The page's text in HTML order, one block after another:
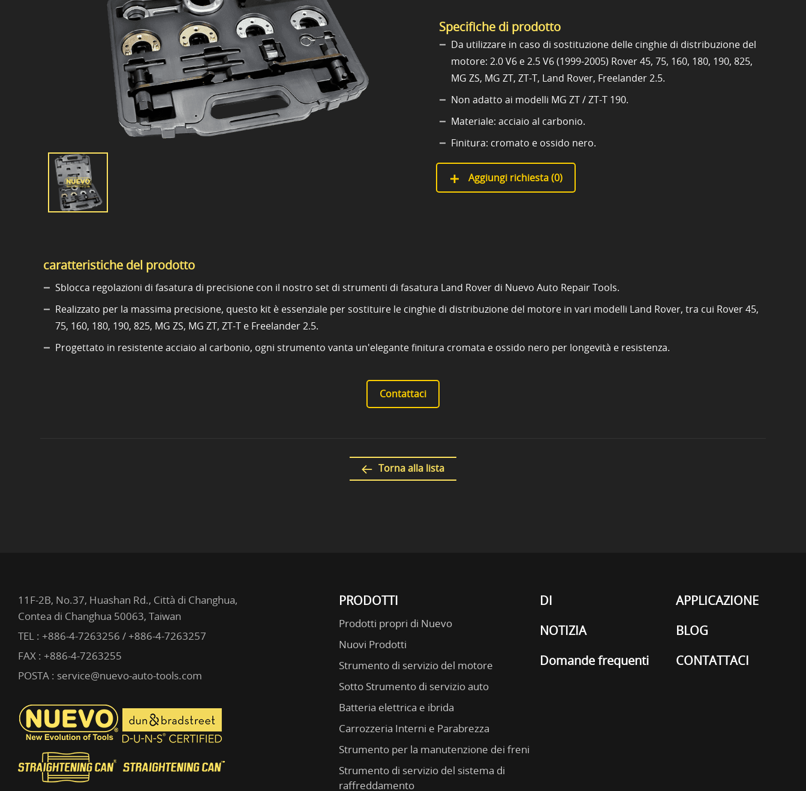
Specifiche di prodotto
Da utilizzare in caso di sostituzione delle cinghie di distribuzione del
motore: 2.0 V6 e 2.5 V6 (1999-2005) Rover 45, 75, 160, 180, 190, 825,
MG ZS, MG ZT, ZT-T, Land Rover, Freelander 2.5.
Non adatto ai modelli MG ZT / ZT-T 190.
Materiale: acciaio al carbonio.
Finitura: cromato e ossido nero.
Aggiungi richiesta (0)
caratteristiche del prodotto
Sblocca regolazioni di fasatura di precisione con il nostro set di strumenti di fasatura Land Rover di Nuevo Auto Repair Tools.
Realizzato per la massima precisione, questo kit è essenziale per sostituire le cinghie di distribuzione del motore in vari modelli Land Rover, tra cui Rover 45,
75, 160, 180, 190, 825, MG ZS, MG ZT, ZT-T e Freelander 2.5.
Progettato in resistente acciaio al carbonio, ogni strumento vanta un'elegante finitura cromata e ossido nero per longevità e resistenza.
Contattaci
Torna alla lista
PRODOTTI
Prodotti propri di Nuevo
Nuovi Prodotti
Strumento di servizio del motore
Sotto Strumento di servizio auto
Batteria elettrica e ibrida
Carrozzeria Interni e Parabrezza
Strumento per la manutenzione dei freni
Strumento di servizio del sistema di
raffreddamento
DI
APPLICAZIONE
NOTIZIA
BLOG
Domande frequenti
CONTATTACI
11F-2B, No.37, Huashan Rd., Città di Changhua,
Contea di Changhua 50063, Taiwan
TEL : +886-4-7263256 / +886-4-7263257
FAX : +886-4-7263255
POSTA : service@nuevo-auto-tools.com